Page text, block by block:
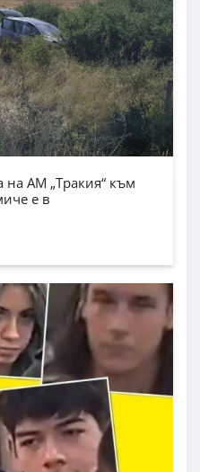
на АМ „Тракия“ към
е в